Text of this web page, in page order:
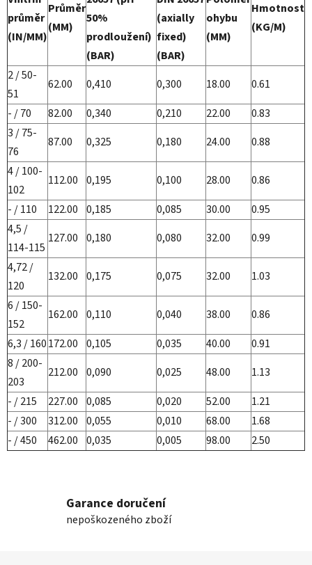
průměr
(IN/MM)
Průměr
(MM)
50%
prodloužení)
(BAR)
(axially
fixed)
(BAR)
ohybu
(MM)
Hmotnost
(KG/M)
2 / 50-
51
62.00 0,410 0,300 18.00
0.61
- / 70
82.00 0,340 0,210 22.00
0.83
3 / 75-
76
87.00 0,325 0,180 24.00
0.88
4 / 100-
102
112.00 0,195 0,100 28.00
0.86
- / 110
122.00 0,185 0,085 30.00
0.95
4,5 /
114-115
127.00 0,180 0,080 32.00
0.99
4,72 /
120
132.00 0,175 0,075 32.00
1.03
6 / 150-
152
162.00 0,110 0,040 38.00
0.86
6,3 / 160172.00 0,105 0,035 40.00
0.91
8 / 200-
203
212.00 0,090 0,025 48.00
1.13
- / 215
227.00 0,085 0,020 52.00
1.21
- / 300
312.00 0,055 0,010 68.00
1.68
- / 450
462.00 0,035 0,005 98.00 2.50
Garance doručení
nepoškozeného zboží